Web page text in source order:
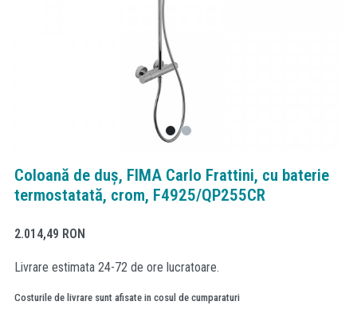
Coloană de duș, FIMA Carlo Frattini, cu baterie
termostatată, crom, F4925/QP255CR
2.014,49 RON
Livrare estimata 24-72 de ore lucratoare.
Costurile de livrare sunt afisate in cosul de cumparaturi